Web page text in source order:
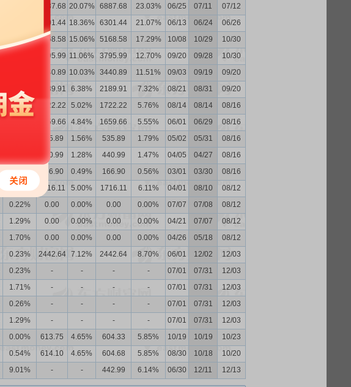
6887.68 20.07% 6887.68 23.03% 06/25 07/11
07/12
6301.44 18.36% 6301.44 21.07% 06/13 06/24
06/26
4.59% 5168.58 15.06% 5168.58 17.29% 10/08 10/29
10/30
3795.99 11.06% 3795.99 12.70% 09/20 09/28
10/30
3440.89 10.03% 3440.89 11.51% 09/03 09/19
09/20
1.56% 2189.91 6.38% 2189.91 7.32% 08/21 08/31
09/20
0.21% 1722.22 5.02% 1722.22 5.76% 08/14 08/14
08/16
1659.66 4.84% 1659.66 5.55% 06/01 06/29
08/16
535.89 1.56% 535.89 1.79% 05/02 05/31
08/16
440.99 1.28% 440.99 1.47% 04/05 04/27
08/16
0.56% 166.90 0.49% 166.90 0.56% 03/01 03/30
08/16
1716.11 5.00% 1716.11 6.11% 04/01 08/10
08/12
0.22% 0.00 0.00% 0.00 0.00% 07/07 07/08
08/12
1.29% 0.00 0.00% 0.00 0.00% 04/21 07/07
08/12
1.70% 0.00 0.00% 0.00 0.00% 04/26 05/18
08/12
0.23% 2442.64 7.12% 2442.64 8.70% 06/01 12/02
12/03
0.23% - - - - 07/01 07/31
12/03
1.71% - - - - 07/01 07/31
12/03
0.26% - - - - 07/01 07/31
12/03
1.29% - - - - 07/01 07/31
12/03
0.00% 613.75 4.65% 604.33 5.85% 10/19 10/19
10/23
0.54% 614.10 4.65% 604.68 5.85% 08/30 10/18
10/20
9.01% - - 442.99 6.14% 06/30 12/11 12/13